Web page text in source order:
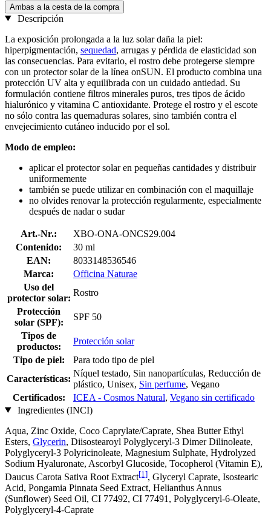
Ambas a la cesta de la compra
Descripción
La exposición prolongada a la luz solar daña la piel:
hiperpigmentación, sequedad, arrugas y pérdida de elasticidad son
las consecuencias. Para evitarlo, el rostro debe protegerse siempre
con un protector solar de la línea onSUN. El producto combina una
protección UV alta y equilibrada con un cuidado antiedad. Su
formulación contiene filtros minerales puros, tres tipos de ácido
hialurónico y vitamina C antioxidante. Protege el rostro y el escote
no sólo contra las quemaduras solares, sino también contra el
envejecimiento cutáneo inducido por el sol.
Modo de empleo:
aplicar el protector solar en pequeñas cantidades y distribuir
uniformemente
también se puede utilizar en combinación con el maquillaje
no olvides renovar la protección regularmente, especialmente
después de nadar o sudar
Art.-Nr.:
XBO-ONA-ONCS29.004
Contenido:
30 ml
EAN:
8033148536546
Marca:
Officina Naturae
Uso del
protector solar:
Rostro
Protección
solar (SPF):
SPF 50
Tipos de
productos:
Protección solar
Tipo de piel:
Para todo tipo de piel
Características:
Níquel testado, Sin nanopartículas, Reducción de
plástico, Unisex, Sin perfume, Vegano
Certificados:
ICEA - Cosmos Natural, Vegano sin certificado
Ingredientes (INCI)
Aqua, Zinc Oxide, Coco Caprylate/Caprate, Shea Butter Ethyl
Esters, Glycerin, Diisostearoyl Polyglyceryl-3 Dimer Dilinoleate,
Polyglyceryl-3 Polyricinoleate, Magnesium Sulphate, Hydrolyzed
Sodium Hyaluronate, Ascorbyl Glucoside, Tocopherol (Vitamin E),
Daucus Carota Sativa Root Extract[1], Glyceryl Caprate, Isostearic
Acid, Pongamia Pinnata Seed Extract, Helianthus Annus
(Sunflower) Seed Oil, CI 77492, CI 77491, Polyglyceryl-6-Oleate,
Polyglyceryl-4-Caprate